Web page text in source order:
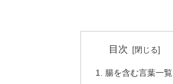
目次
腸を含む言葉一覧